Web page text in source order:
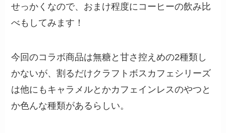
せっかくなので、おまけ程度にコーヒーの飲み比
べもしてみます！
今回のコラボ商品は無糖と甘さ控えめの2種類し
かないが、割るだけクラフトボスカフェシリーズ
は他にもキャラメルとかカフェインレスのやつと
か色んな種類があるらしい。